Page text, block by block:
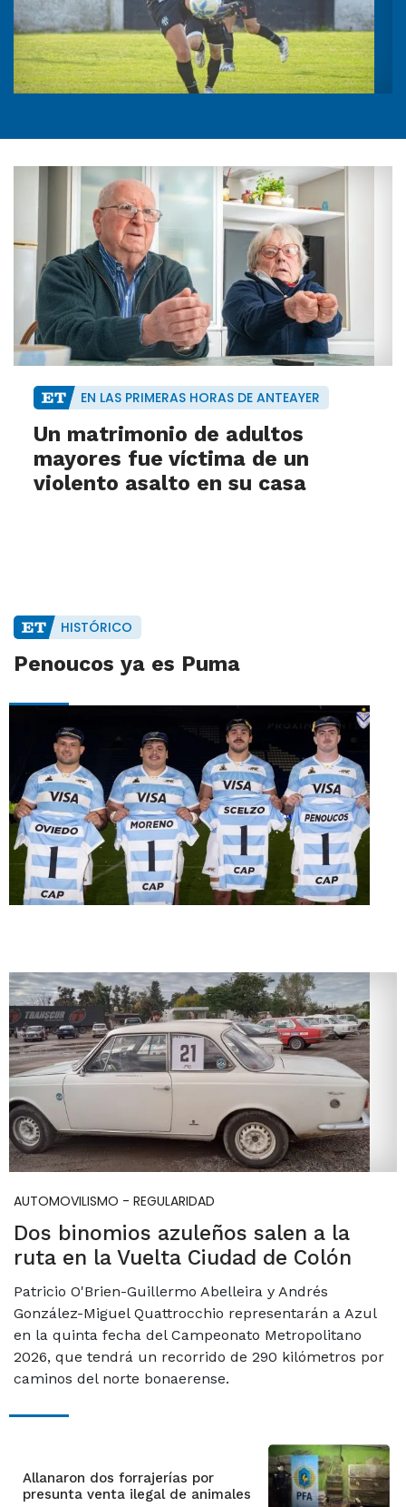
EN LAS PRIMERAS HORAS DE ANTEAYER
Un matrimonio de adultos
mayores fue víctima de un
violento asalto en su casa
HISTÓRICO
Penoucos ya es Puma
AUTOMOVILISMO - REGULARIDAD
Dos binomios azuleños salen a la
ruta en la Vuelta Ciudad de Colón
Patricio O'Brien-Guillermo Abelleira y Andrés
González-Miguel Quattrocchio representarán a Azul
en la quinta fecha del Campeonato Metropolitano
2026, que tendrá un recorrido de 290 kilómetros por
caminos del norte bonaerense.
Allanaron dos forrajerías por
presunta venta ilegal de animales